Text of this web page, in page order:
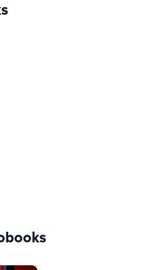
пехотинец на Восточном
основе 19 оценок